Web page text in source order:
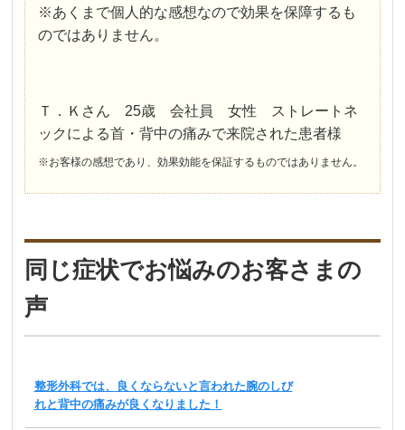
※あくまで個人的な感想なので効果を保障するも
のではありません。
Ｔ．Ｋさん 25歳 会社員 女性 ストレートネ
ックによる首・背中の痛みで来院された患者様
※お客様の感想であり、効果効能を保証するものではありません。
同じ症状でお悩みのお客さまの
声
整形外科では、良くならないと言われた腕のしび
れと背中の痛みが良くなりました！